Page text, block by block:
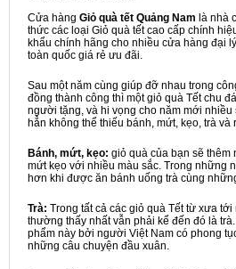
Cửa hàng Giỏ quà tết Quảng Nam là nhà
thức các loại Giỏ quà tết cao cấp chính
khẩu chính hãng cho nhiều cửa hàng đại
toàn quốc giá rẻ ưu đãi.
Sau một năm cùng giúp đỡ nhau trong
đồng thành công thì một giỏ quà Tết chu
người tặng, và hi vọng cho năm mới nhiều
hẳn không thể thiếu bánh, mứt, kẹo, trà và
Bánh, mứt, kẹo: giỏ quà của bạn sẽ thêm
mứt kẹo với nhiều màu sắc. Trong những
hơn khi được ăn bánh uống trà cùng
Trà: Trong tất cả các giỏ quà Tết từ xưa
thường thấy nhất vẫn phải kể đến đó là
phẩm này bởi người Việt Nam có phong
những câu chuyện đầu xuân.